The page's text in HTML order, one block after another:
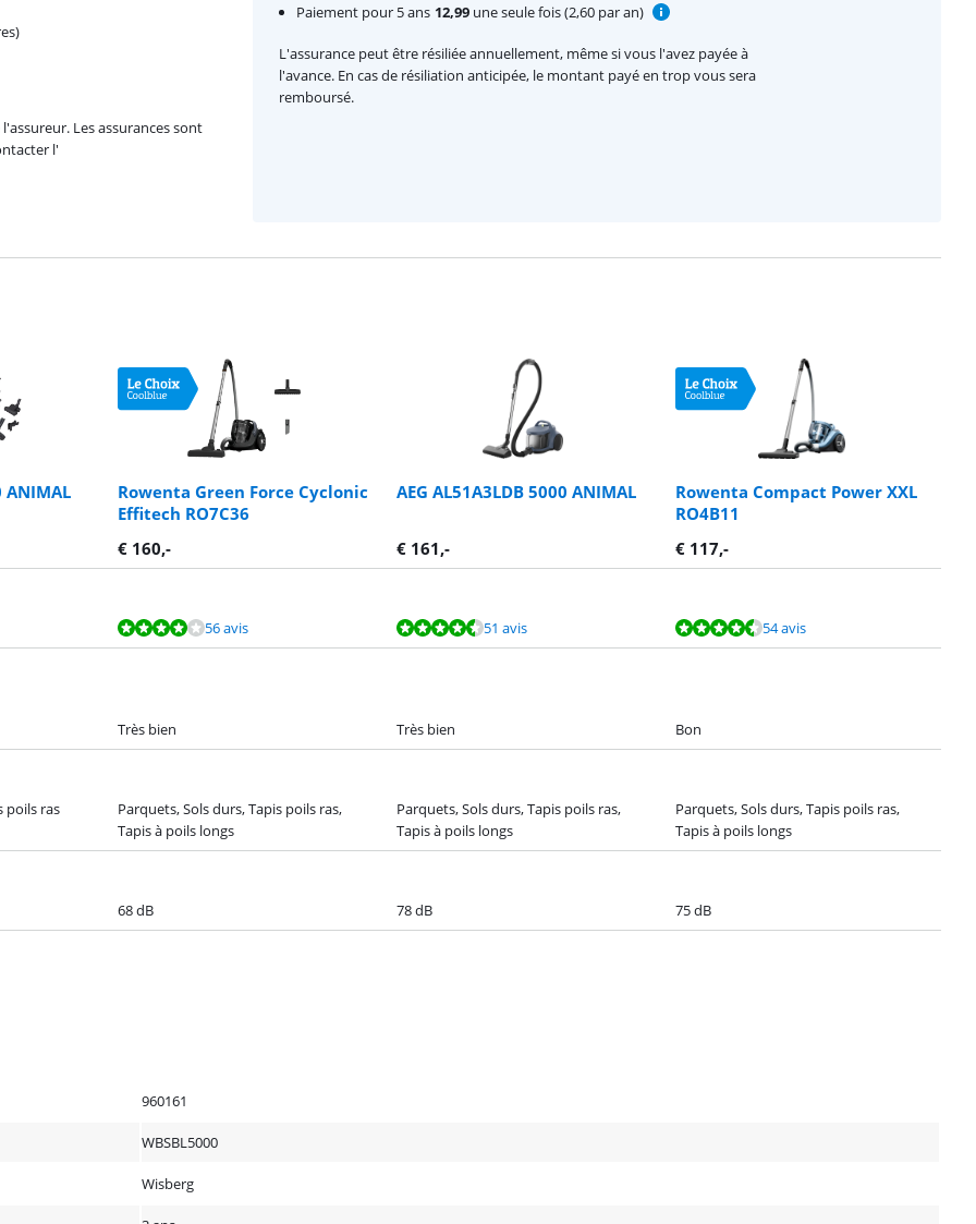
Les assurances sont
l'
Paiement pour 5 ans 12,99une seule fois (2,60 par an)
L'assurance peut être résiliée annuellement, même si vous l'avez payée à
l'avance. En cas de résiliation anticipée, le montant payé en trop vous sera
remboursé.
ANIMAL
Rowenta Green Force Cyclonic
Effitech RO7C36
AEG AL51A3LDB 5000 ANIMAL
Rowenta Compact Power XXL
RO4B11
€ 160,- € 161,- € 117,-
56 avis 51 avis 54 avis
Très bien Très bien Bon
poils ras
Parquets, Sols durs, Tapis poils ras,
Tapis à poils longs
Parquets, Sols durs, Tapis poils ras,
Tapis à poils longs
Parquets, Sols durs, Tapis poils ras,
Tapis à poils longs
68 dB 78 dB 75 dB
960161
WBSBL5000
Wisberg